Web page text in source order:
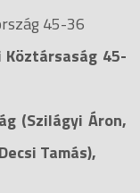
45-36
45-
(Szilágyi Áron,
Tamás),